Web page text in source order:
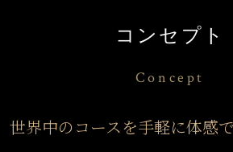
コンセプト
Concept
世界中のコースを手軽に体感